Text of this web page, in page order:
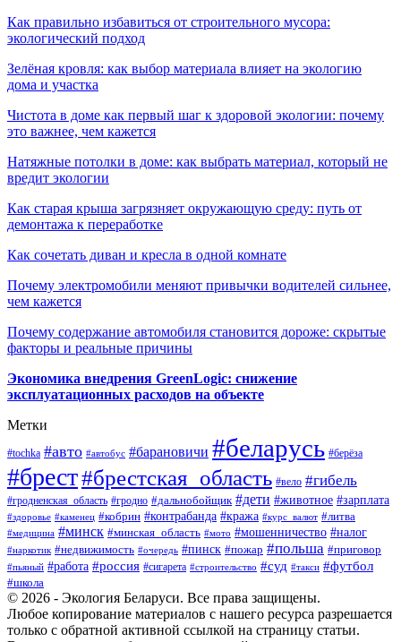
Как правильно избавиться от строительного мусора:
экологический подход
Зелёная кровля: как выбор материала влияет на экологию
дома и участка
Чистота в доме как первый шаг к здоровой экологии: почему
это важнее, чем кажется
Натяжные потолки в доме: как выбрать материал, который не
вредит экологии
Как старая крыша загрязняет окружающую среду: путь от
демонтажа к переработке
Как сочетать диван и кресла в одной комнате
Почему электромобили меняют привычки водителей сильнее,
чем кажется
Почему содержание автомобиля становится дороже: скрытые
факторы и реальные причины
Экономика внедрения GreenLogic: снижение
эксплуатационных расходов на объекте
Метки
#tochka #авто #автобус #барановичи #беларусь #берёза
#брест#брестская_область #вело #гибель
#гродненская_область #гродно #дальнобойщик #дети #животное #зарплата
#здоровье #каменец #кобрин #контрабанда #кража #курс_валют #литва
#медицина #минск #минская_область #мото #мошенничество #налог
#наркотик #недвижимость #очередь #пинск #пожар #польша #приговор
#пьяный #работа #россия #сигарета #строительство #суд #такси #футбол
#школа
© 2026 - Экология Беларуси. Все права защищены.
Любое копирование материалов с нашего ресурса разрешается
только с обратной активной ссылкой на страницу статьи.